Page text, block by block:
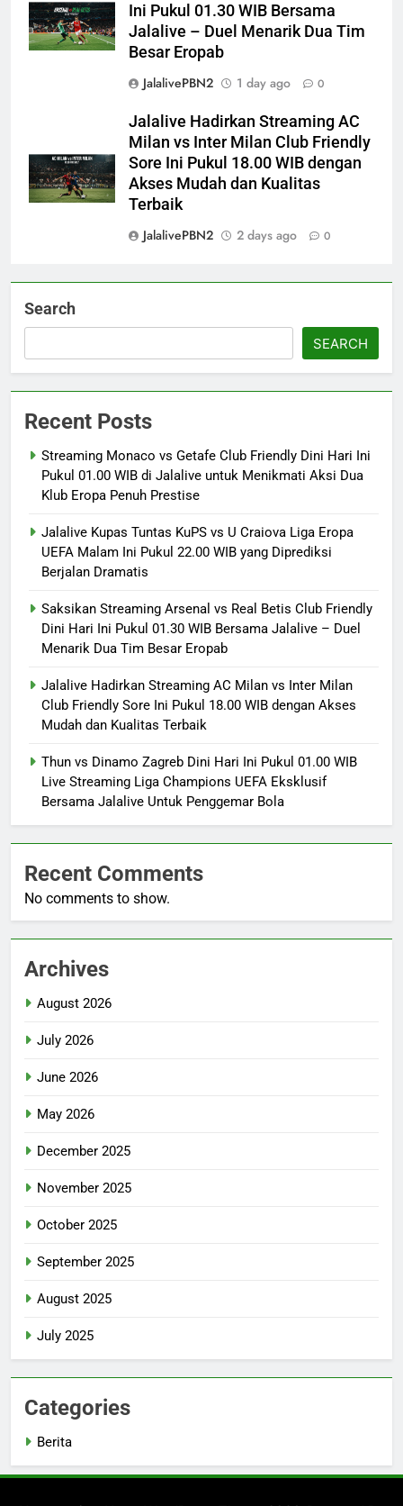
Ini Pukul 01.30 WIB Bersama
Jalalive – Duel Menarik Dua Tim
Besar Eropab
JalalivePBN2
1 day ago 0
Jalalive Hadirkan Streaming AC
Milan vs Inter Milan Club Friendly
Sore Ini Pukul 18.00 WIB dengan
Akses Mudah dan Kualitas
Terbaik
JalalivePBN2
2 days ago 0
Search
SEARCH
Recent Posts
Streaming Monaco vs Getafe Club Friendly Dini Hari Ini
Pukul 01.00 WIB di Jalalive untuk Menikmati Aksi Dua
Klub Eropa Penuh Prestise
Jalalive Kupas Tuntas KuPS vs U Craiova Liga Eropa
UEFA Malam Ini Pukul 22.00 WIB yang Diprediksi
Berjalan Dramatis
Saksikan Streaming Arsenal vs Real Betis Club Friendly
Dini Hari Ini Pukul 01.30 WIB Bersama Jalalive – Duel
Menarik Dua Tim Besar Eropab
Jalalive Hadirkan Streaming AC Milan vs Inter Milan
Club Friendly Sore Ini Pukul 18.00 WIB dengan Akses
Mudah dan Kualitas Terbaik
Thun vs Dinamo Zagreb Dini Hari Ini Pukul 01.00 WIB
Live Streaming Liga Champions UEFA Eksklusif
Bersama Jalalive Untuk Penggemar Bola
Recent Comments
No comments to show.
Archives
August 2026
July 2026
June 2026
May 2026
December 2025
November 2025
October 2025
September 2025
August 2025
July 2025
Categories
Berita